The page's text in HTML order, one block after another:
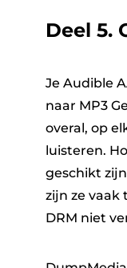
Deel 5.
Je Audible
naar MP3
overal, op
luisteren.
geschikt
zijn ze vaak
DRM niet